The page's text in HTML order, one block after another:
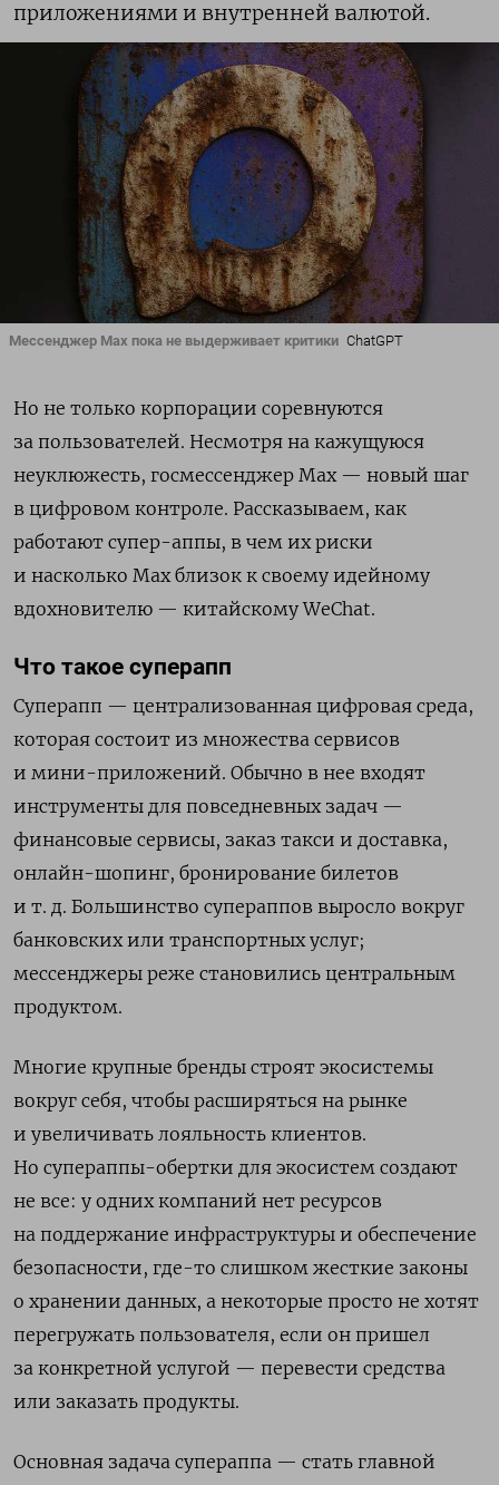
приложениями и внутренней валютой.
Мессенджер Мах пока не выдерживает критики ChatGPT
Но не только корпорации соревнуются
за пользователей. Несмотря на кажущуюся
неуклюжесть, госмессенджер Max — новый шаг
в цифровом контроле. Рассказываем, как
работают супер-аппы, в чем их риски
и насколько Max близок к своему идейному
вдохновителю — китайскому WeChat.
Что такое суперапп
Суперапп — централизованная цифровая среда,
которая состоит из множества сервисов
и мини-приложений. Обычно в нее входят
инструменты для повседневных задач —
финансовые сервисы, заказ такси и доставка,
онлайн-шопинг, бронирование билетов
и т. д. Большинство супераппов выросло вокруг
банковских или транспортных услуг;
мессенджеры реже становились центральным
продуктом.
Многие крупные бренды строят экосистемы
вокруг себя, чтобы расширяться на рынке
и увеличивать лояльность клиентов.
Но супераппы-обертки для экосистем создают
не все: у одних компаний нет ресурсов
на поддержание инфраструктуры и обеспечение
безопасности, где-то слишком жесткие законы
о хранении данных, а некоторые просто не хотят
перегружать пользователя, если он пришел
за конкретной услугой — перевести средства
или заказать продукты.
Основная задача супераппа — стать главной